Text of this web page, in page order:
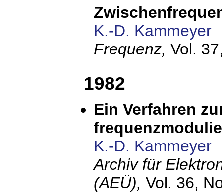
K.-D. Kammeyer
Frequenz, Vol.
1982
Ein Verfahren
K.-D. Kammeyer
Archiv für
(AEÜ), Vol. 36,